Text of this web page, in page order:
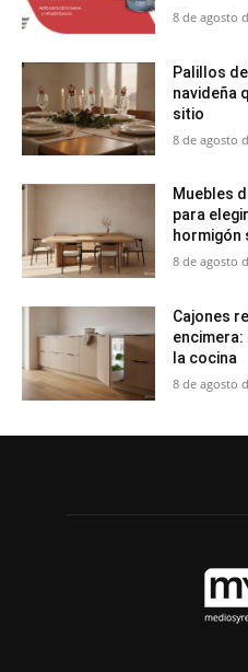
8 de agosto
Palillos
navideña
sitio
8 de agosto
Muebles
para
hormigón
8 de agosto
Cajones
la cocina
8 de agosto